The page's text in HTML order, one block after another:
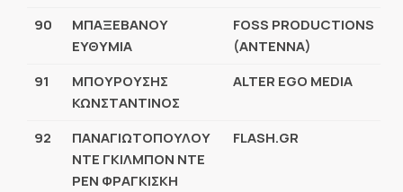
90
ΜΠΑΞΕΒΑΝΟΥ
ΕΥΘΥΜΙΑ
FOSS PRODUCTIONS
(ANTENNA)
91
ΜΠΟΥΡΟΥΣΗΣ
ΚΩΝΣΤΑΝΤΙΝΟΣ
ALTER EGO MEDIA
92
ΠΑΝΑΓΙΩΤΟΠΟΥΛΟΥ
ΝΤΕ ΓΚΙΛΜΠΟΝ ΝΤΕ
ΡΕΝ ΦΡΑΓΚΙΣΚΗ
FLASH.GR